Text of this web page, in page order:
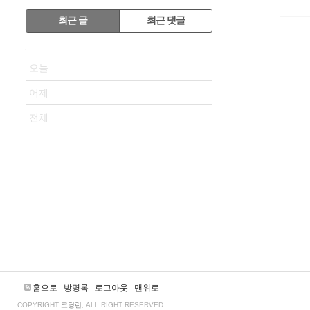
RECENTLY
최근 글 최근 댓글
오늘
어제
전체
홈으로 방명록 로그아웃 맨위로
COPYRIGHT 코딩런 , ALL RIGHT RESERVED.